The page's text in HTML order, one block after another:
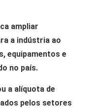
ampliar
a indústria ao
equipamentos e
no país.
a alíquota de
pelos setores